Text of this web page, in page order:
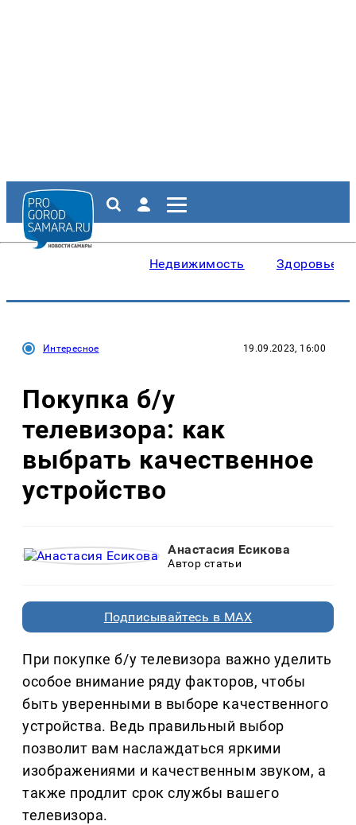
Недвижимость Здоровье
Интересное 19.09.2023, 16:00
Покупка б/у
телевизора: как
выбрать качественное
устройство
Анастасия Есикова
Автор статьи
Подписывайтесь в MAX
При покупке б/у телевизора важно уделить
особое внимание ряду факторов, чтобы
быть уверенными в выборе качественного
устройства. Ведь правильный выбор
позволит вам наслаждаться яркими
изображениями и качественным звуком, а
также продлит срок службы вашего
телевизора.